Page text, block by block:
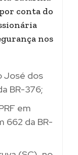
conta do
nos
José dos
BR-376;
em
662 da BR-